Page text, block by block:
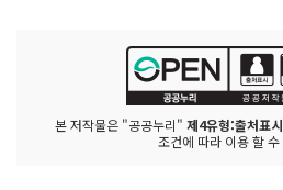
본 저작물은 "공공누리" 제4유형:출처표
조건에 따라 이용 할